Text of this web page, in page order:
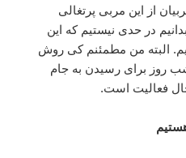
از این مربی پرتغالی
در حدی نیستیم که این
البته من مطمئنم کی روش
روز برای رسیدن به جام
فعالیت است.